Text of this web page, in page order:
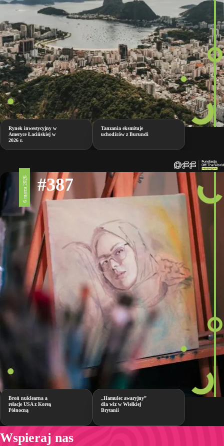
Rynek inwestycyjny w
Ameryce Łacińskiej w
2026 r.
Tanzania eksmituje
uchodźców z Burundi
6 marca 2026 #387
Broń nuklearna a
relacje USA z Koreą
Północną
„Hamulec awaryjny”
dla wiz w Wielkiej
Brytanii
Wspieraj nas